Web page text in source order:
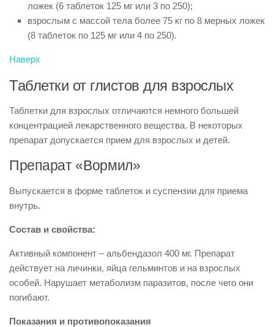
ложек (6 таблеток 125 мг или 3 по 250);
взрослым с массой тела более 75 кг по 8 мерных ложек
(8 таблеток по 125 мг или 4 по 250).
Наверх
Таблетки от глистов для взрослых
Таблетки для взрослых отличаются немного большей
концентрацией лекарственного вещества. В некоторых
препарат допускается прием для взрослых и детей.
Препарат «Вормил»
Выпускается в форме таблеток и суспензии для приема
внутрь.
Состав и свойства:
Активный компонент – альбендазол 400 мг. Препарат
действует на личинки, яйца гельминтов и на взрослых
особей. Нарушает метаболизм паразитов, после чего они
погибают.
Показания и противопоказания